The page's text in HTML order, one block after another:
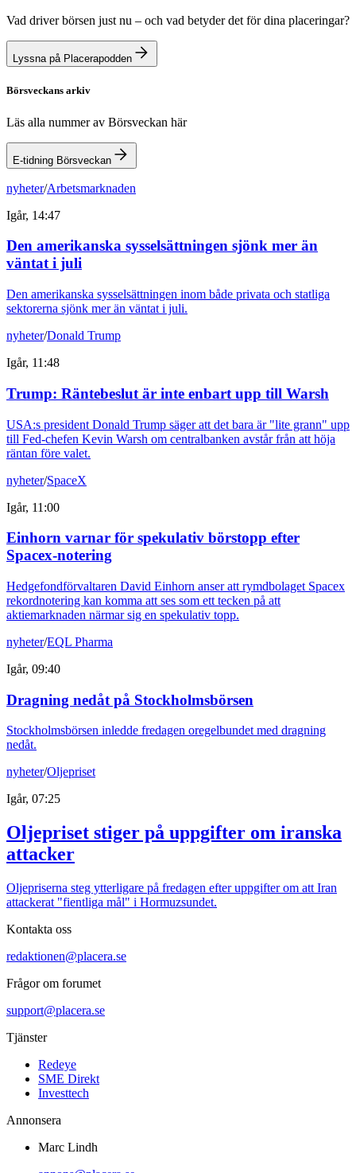
Vad driver börsen just nu – och vad betyder det för dina placeringar?
Lyssna på Placerapodden
Börsveckans arkiv
Läs alla nummer av Börsveckan här
E-tidning Börsveckan
nyheter/Arbetsmarknaden
Igår, 14:47
Den amerikanska sysselsättningen sjönk mer än
väntat i juli
Den amerikanska sysselsättningen inom både privata och statliga
sektorerna sjönk mer än väntat i juli.
nyheter/Donald Trump
Igår, 11:48
Trump: Räntebeslut är inte enbart upp till Warsh
USA:s president Donald Trump säger att det bara är "lite grann" upp
till Fed-chefen Kevin Warsh om centralbanken avstår från att höja
räntan före valet.
nyheter/SpaceX
Igår, 11:00
Einhorn varnar för spekulativ börstopp efter
Spacex-notering
Hedgefondförvaltaren David Einhorn anser att rymdbolaget Spacex
rekordnotering kan komma att ses som ett tecken på att
aktiemarknaden närmar sig en spekulativ topp.
nyheter/EQL Pharma
Igår, 09:40
Dragning nedåt på Stockholmsbörsen
Stockholmsbörsen inledde fredagen oregelbundet med dragning
nedåt.
nyheter/Oljepriset
Igår, 07:25
Oljepriset stiger på uppgifter om iranska
attacker
Oljepriserna steg ytterligare på fredagen efter uppgifter om att Iran
attackerat "fientliga mål" i Hormuzsundet.
Kontakta oss
redaktionen@placera.se
Frågor om forumet
support@placera.se
Tjänster
Redeye
SME Direkt
Investtech
Annonsera
Marc Lindh